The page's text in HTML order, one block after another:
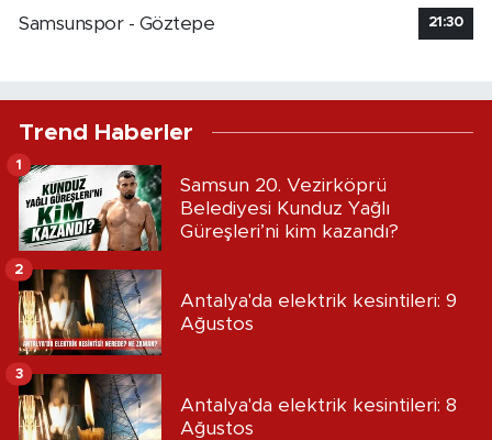
Samsunspor - Göztepe
21:30
Trend Haberler
Samsun 20. Vezirköprü
Belediyesi Kunduz Yağlı
Güreşleri’ni kim kazandı?
1
Antalya'da elektrik kesintileri: 9
Ağustos
2
Antalya'da elektrik kesintileri: 8
Ağustos
3